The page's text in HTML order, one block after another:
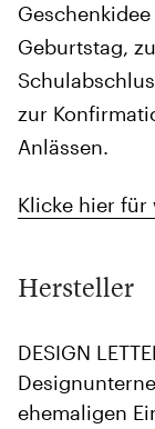
Geburtstag,
zur
Anlässen.
Klicke hier für
Hersteller
DESIGN
ehemaligen